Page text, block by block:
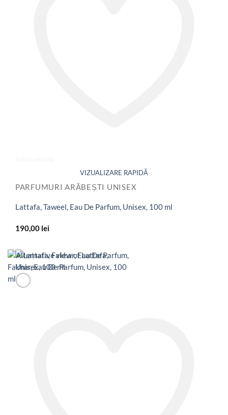
PARFUMURI ARĂBEȘTI UNISEX
Lattafa, Taweel, Eau De Parfum, Unisex, 100 ml
190,00 lei